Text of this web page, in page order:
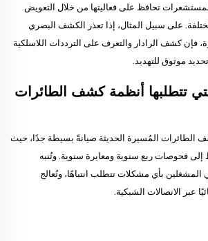
تحافظ على فعاليتها من خلال التعويض
على سبيل المثال، إذا تعذر الكشف البصري
كشف الرادار والتعرف على الترددات اللاسلكية
تتطلبها أنظمة كشف الطائرات
الطائرات المُسيرة الحديثة صيانةً بسيطة جدًا، حيث
فحوصات ربع سنوية ومعايرة سنوية. وتُنبه
المشغلين بأي مشكلات تتطلب انتباهًا، وتُعالج
عبر الاتصالات الشبكية.